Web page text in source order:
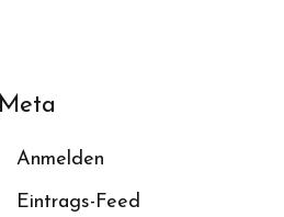
Meta
Anmelden
Eintrags-Feed